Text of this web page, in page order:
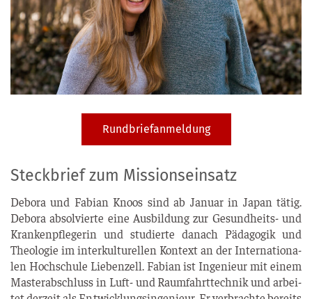
Rundbriefanmeldung
Steckbrief zum Missionseinsatz
Debo­ra und Fabi­an Kno­os sind ab Janu­ar in Japan tätig.
Debo­ra absol­vier­te eine Aus­bil­dung zur Gesund­heits- und
Kran­ken­pfle­ge­rin und stu­dier­te danach Päd­ago­gik und
Theo­lo­gie im inter­kul­tu­rel­len Kon­text an der Inter­na­tio­na­
len Hoch­schu­le Lie­ben­zell. Fabi­an ist Inge­nieur mit einem
Mas­ter­ab­schluss in Luft- und Raum­fahrt­tech­nik und arbei­